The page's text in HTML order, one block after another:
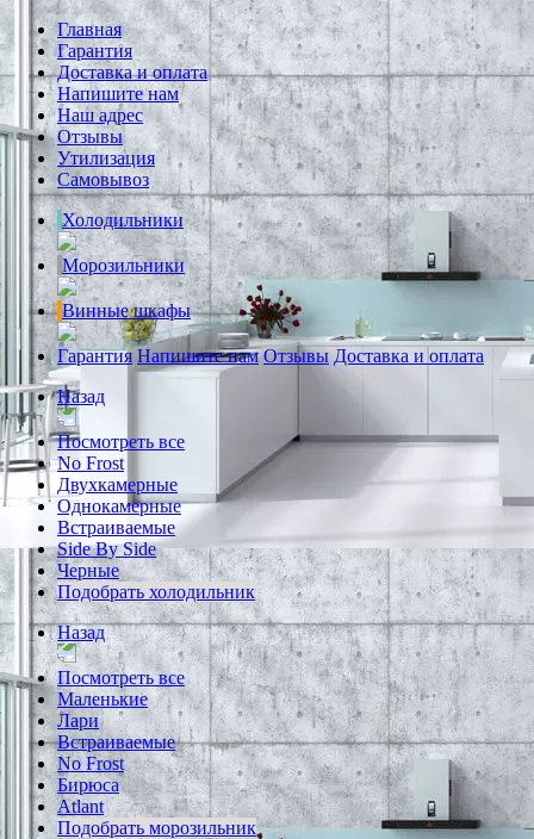
Главная
Гарантия
Доставка и оплата
Напишите нам
Наш адрес
Отзывы
Утилизация
Самовывоз
Холодильники
Морозильники
Винные шкафы
Гарантия Напишите нам Отзывы Доставка и оплата
Назад
Посмотреть все
No Frost
Двухкамерные
Однокамерные
Встраиваемые
Side By Side
Черные
Подобрать холодильник
Назад
Посмотреть все
Маленькие
Лари
Встраиваемые
No Frost
Бирюса
Atlant
Подобрать морозильник